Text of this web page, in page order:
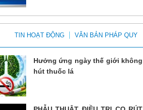
TIN HOẠT ĐỘNG VĂN BẢN PHÁP QUY
Hưởng ứng ngày thế giới không
hút thuốc lá